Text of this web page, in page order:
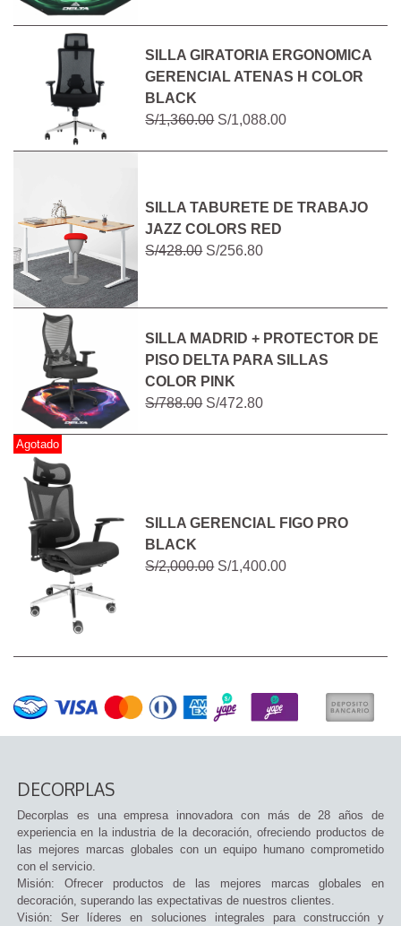
SILLA GIRATORIA ERGONOMICA
GERENCIAL ATENAS H COLOR
BLACK
S/1,360.00S/1,088.00
SILLA TABURETE DE TRABAJO
JAZZ COLORS RED
S/428.00S/256.80
SILLA MADRID + PROTECTOR DE
PISO DELTA PARA SILLAS
COLOR PINK
S/788.00S/472.80
Agotado
SILLA GERENCIAL FIGO PRO
BLACK
S/2,000.00S/1,400.00
DECORPLAS
Decorplas es una empresa innovadora con más de 28 años de
experiencia en la industria de la decoración, ofreciendo productos de
las mejores marcas globales con un equipo humano comprometido
con el servicio.
Misión: Ofrecer productos de las mejores marcas globales en
decoración, superando las expectativas de nuestros clientes.
Visión: Ser líderes en soluciones integrales para construcción y